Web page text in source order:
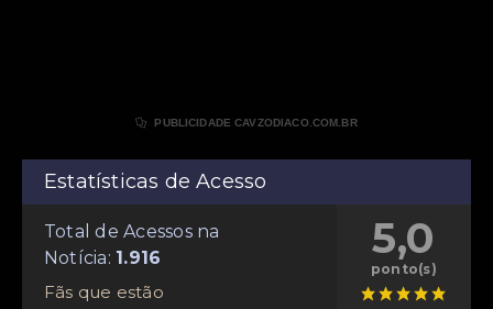
 PUBLICIDADE CAVZODIACO.COM.BR
Estatísticas de Acesso
Total de Acessos na
Notícia:
Fãs que estão
5,0
ponto(s)